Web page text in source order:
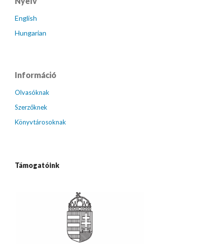
English
Hungarian
Információ
Olvasóknak
Szerzőknek
Könyvtárosoknak
Támogatóink